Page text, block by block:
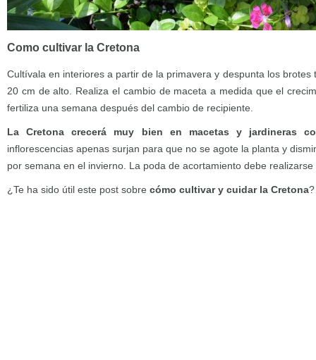
Como cultivar la Cretona
Cultívala en interiores a partir de la primavera y despunta los brotes
20 cm de alto. Realiza el cambio de maceta a medida que el
fertiliza una semana después del cambio de recipiente.
La Cretona crecerá muy bien en macetas y jardineras
inflorescencias apenas surjan para que no se agote la planta y
por semana en el invierno. La poda de acortamiento debe
¿Te ha sido útil este post sobre cómo cultivar y cuidar la Cretona